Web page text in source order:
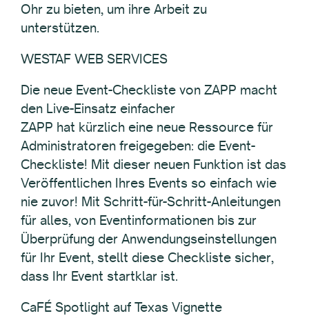
Ohr zu bieten, um ihre Arbeit zu
unterstützen.
WESTAF WEB SERVICES
Die neue Event-Checkliste von ZAPP macht
den Live-Einsatz einfacher
ZAPP hat kürzlich eine neue Ressource für
Administratoren freigegeben: die Event-
Checkliste! Mit dieser neuen Funktion ist das
Veröffentlichen Ihres Events so einfach wie
nie zuvor! Mit Schritt-für-Schritt-Anleitungen
für alles, von Eventinformationen bis zur
Überprüfung der Anwendungseinstellungen
für Ihr Event, stellt diese Checkliste sicher,
dass Ihr Event startklar ist.
CaFÉ Spotlight auf Texas Vignette